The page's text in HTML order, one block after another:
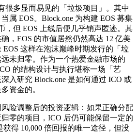
很多显而易见的「垃圾项目」。其中
属 EOS。Block.one 为构建 EOS 募集
，但 EOS 上线后便几乎销声匿迹。其
，EOS 的市值居然仍然高达 12 亿美
这样在泡沫巅峰时期发行的「垃
未归零。作为一个热爱金融市场的
的结构设计与执行堪称一场「艺
入研究 Block.one 是如何通过 ICO 或
资金的。
险调整后的投资逻辑：如果正确分配
零的项目，ICO 后仍可能保留一定的
得 10,000 倍回报的唯一途径，但没